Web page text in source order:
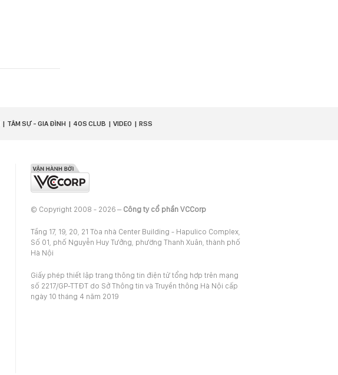
TÂM SỰ - GIA ĐÌNH 40S CLUB VIDEO RSS
© Copyright 2008 - 2026 – Công ty cổ phần VCCorp
Tầng 17, 19, 20, 21 Tòa nhà Center Building - Hapulico Complex,
Số 01, phố Nguyễn Huy Tưởng, phường Thanh Xuân, thành phố
Hà Nội
Giấy phép thiết lập trang thông tin điện tử tổng hợp trên mạng
số 2217/GP-TTĐT do Sở Thông tin và Truyền thông Hà Nội cấp
ngày 10 tháng 4 năm 2019